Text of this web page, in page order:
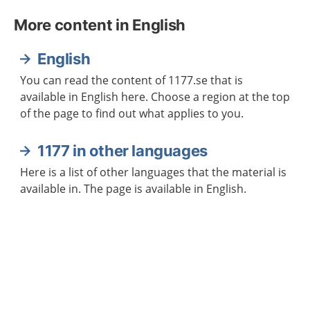
More content in English
English
You can read the content of 1177.se that is
available in English here. Choose a region at the top
of the page to find out what applies to you.
1177 in other languages
Here is a list of other languages that the material is
available in. The page is available in English.